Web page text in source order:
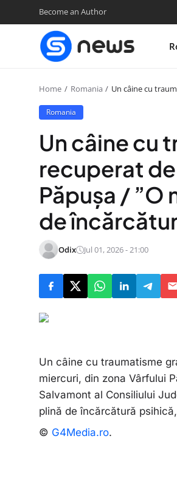
Become an Author
Home Romania Un câine cu
Romania
Un câine cu
recuperat
Păpuşa / ”O
de
Odix Jul 01, 2026 - 21:00
Un câine cu traumatisme
miercuri, din zona Vârfului
Salvamont al Consiliului
plină de încărcătură
© G4Media.ro.